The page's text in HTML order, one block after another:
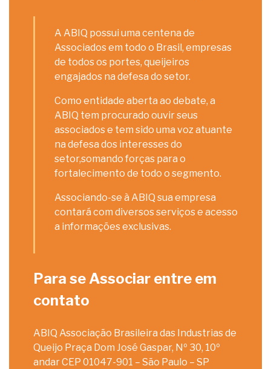
A ABIQ possui uma centena de
Associados em todo o Brasil, empresas
de todos os portes, queijeiros
engajados na defesa do setor.
Como entidade aberta ao debate, a
ABIQ tem procurado ouvir seus
associados e tem sido uma voz atuante
na defesa dos interesses do
setor,somando forças para o
fortalecimento de todo o segmento.
Associando-se à ABIQ sua empresa
contará com diversos serviços e acesso
a informações exclusivas.
Para se Associar entre em
contato
ABIQ Associação Brasileira das Industrias de
Queijo Praça Dom José Gaspar, Nº 30, 10º
andar CEP 01047-901 – São Paulo – SP